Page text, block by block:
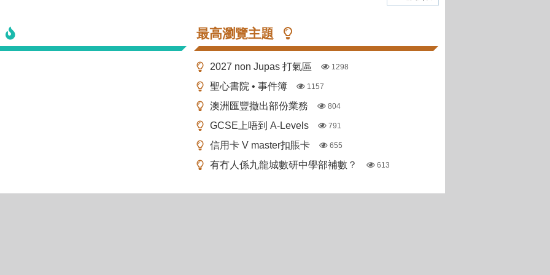
最高瀏覽主題
2027 non Jupas 打氣區 1298
聖心書院 • 事件簿 1157
澳洲匯豐撤出部份業務 804
GCSE上唔到 A-Levels 791
信用卡 V master扣賬卡 655
有冇人係九龍城數研中學部補數？ 613